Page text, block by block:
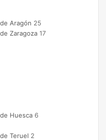
Aragón 25
Zaragoza 17
Huesca 6
Teruel 2